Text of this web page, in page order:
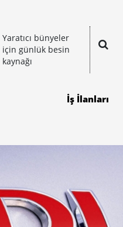
Yaratıcı bünyeler
için günlük besin
kaynağı
İş İlanları